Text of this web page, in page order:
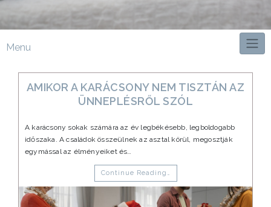
Menu
AMIKOR A KARÁCSONY NEM TISZTÁN AZ
ÜNNEPLÉSRŐL SZÓL
A karácsony sokak számára az év legbékésebb, legboldogabb
időszaka. A családok összeülnek az asztal körül, megosztják
egymással az élményeiket és…
Continue Reading…